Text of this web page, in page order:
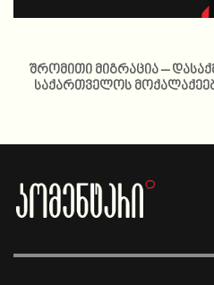
შრომითი მიგრაცია –
საქართველოს